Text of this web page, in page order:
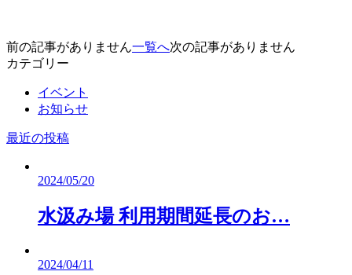
前の記事がありません一覧へ次の記事がありません
カテゴリー
イベント
お知らせ
最近の投稿
2024/05/20
水汲み場 利用期間延長のお…
2024/04/11